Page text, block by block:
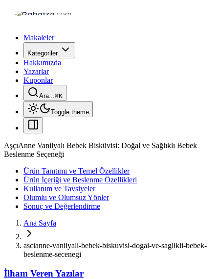
Makaleler
Kategoriler
Hakkımızda
Yazarlar
Kuponlar
Ara...⌘K
Toggle theme
AşçıAnne Vanilyalı Bebek Bisküvisi: Doğal ve Sağlıklı Bebek
Beslenme Seçeneği
Ürün Tanıtımı ve Temel Özellikler
Ürün İçeriği ve Beslenme Özellikleri
Kullanım ve Tavsiyeler
Olumlu ve Olumsuz Yönler
Sonuç ve Değerlendirme
Ana Sayfa
ascianne-vanilyali-bebek-biskuvisi-dogal-ve-saglikli-bebek-
beslenme-secenegi
İlham Veren Yazılar